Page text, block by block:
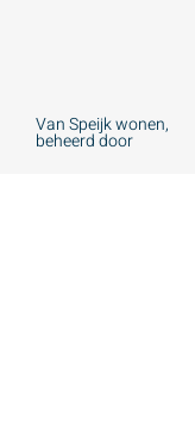
Van Speijk wonen,
beheerd door